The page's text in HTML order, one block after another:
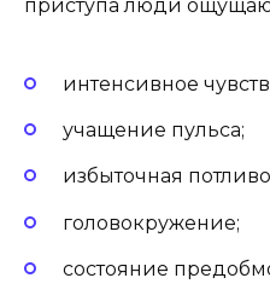
приступа люди
интенсивное
учащение пульса;
избыточная
головокружение;
состояние